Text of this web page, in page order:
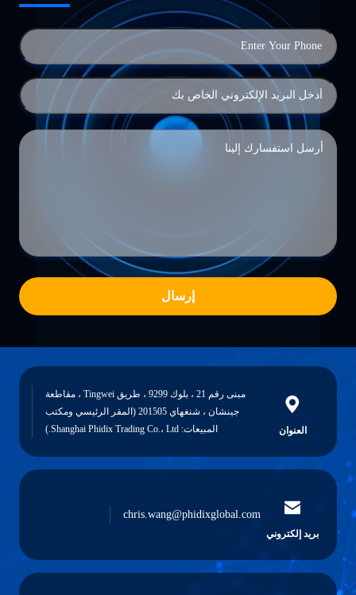
إرسال
العنوان
مبنى رقم 21 ، بلوك 9299 ، طريق Tingwei ، مقاطعة
جينشان ، شنغهاي 201505 (المقر الرئيسي ومكتب
المبيعات: Shanghai Phidix Trading Co.، Ltd.)
بريد إلكتروني
chris.wang@phidixglobal.com